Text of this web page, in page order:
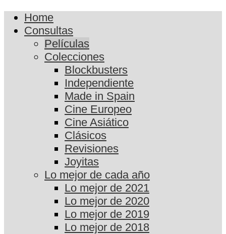
Home
Consultas
Películas
Colecciones
Blockbusters
Independiente
Made in Spain
Cine Europeo
Cine Asiático
Clásicos
Revisiones
Joyitas
Lo mejor de cada año
Lo mejor de 2021
Lo mejor de 2020
Lo mejor de 2019
Lo mejor de 2018